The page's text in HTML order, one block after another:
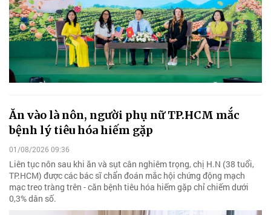
Ăn vào là nôn, người phụ nữ TP.HCM mắc
bệnh lý tiêu hóa hiếm gặp
01/08/2026 09:36
Liên tục nôn sau khi ăn và sụt cân nghiêm trọng, chị H.N (38 tuổi,
TP.HCM) được các bác sĩ chẩn đoán mắc hội chứng động mạch
mạc treo tràng trên - căn bệnh tiêu hóa hiếm gặp chỉ chiếm dưới
0,3% dân số.